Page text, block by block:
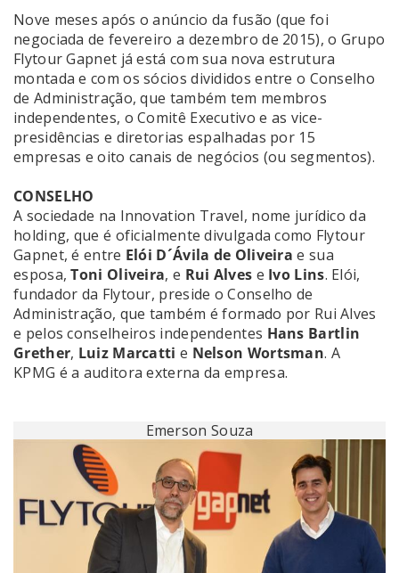
Nove meses após o anúncio da fusão (que foi
negociada de fevereiro a dezembro de 2015), o Grupo
Flytour Gapnet já está com sua nova estrutura
montada e com os sócios divididos entre o Conselho
de Administração, que também tem membros
independentes, o Comitê Executivo e as vice-
presidências e diretorias espalhadas por 15
empresas e oito canais de negócios (ou segmentos).
CONSELHO
A sociedade na Innovation Travel, nome jurídico da
holding, que é oficialmente divulgada como Flytour
Gapnet, é entre Elói D´Ávila de Oliveira e sua
esposa,Toni Oliveira, e Rui Alves e Ivo Lins. Elói,
fundador da Flytour, preside o Conselho de
Administração, que também é formado por Rui Alves
e pelos conselheiros independentes Hans Bartlin
Grether, Luiz Marcatti e Nelson Wortsman. A
KPMG é a auditora externa da empresa.
Emerson Souza